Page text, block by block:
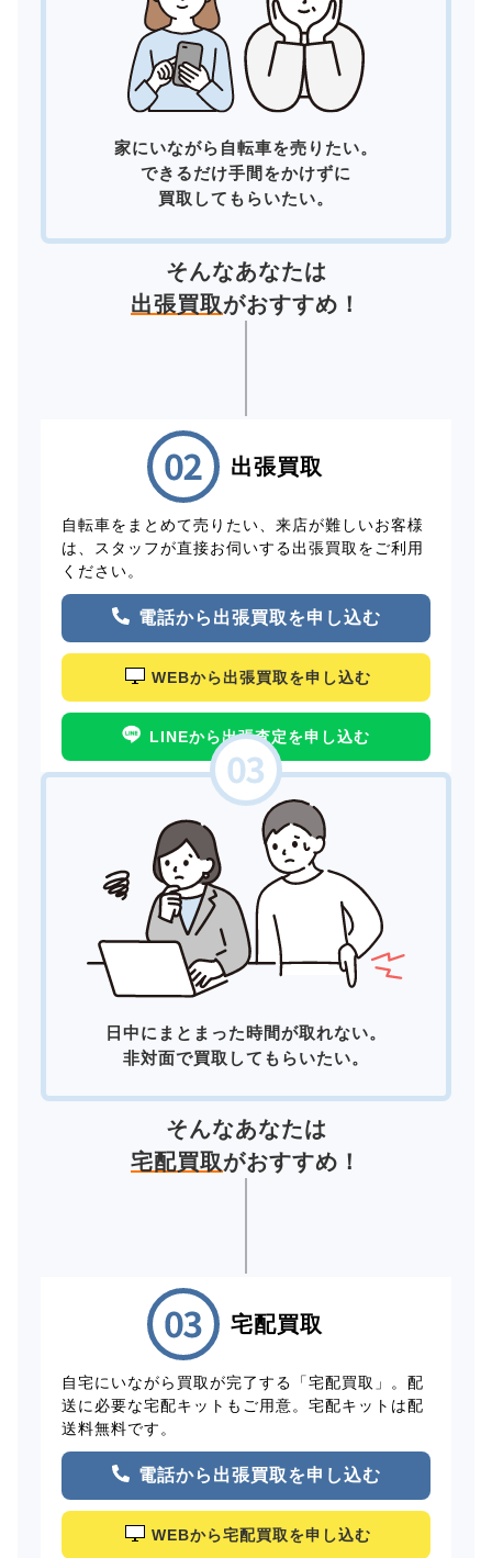
家にいながら自転車を売りたい。
できるだけ手間をかけずに
買取してもらいたい。
そんなあなたは
出張買取がおすすめ！
出張買取
自転車をまとめて売りたい、来店が難しいお客様
は、スタッフが直接お伺いする出張買取をご利用
ください。
電話から出張買取を申し込む
WEBから出張買取を申し込む
LINEから出張査定を申し込む
日中にまとまった時間が取れない。
非対面で買取してもらいたい。
そんなあなたは
宅配買取がおすすめ！
宅配買取
自宅にいながら買取が完了する「宅配買取」。配
送に必要な宅配キットもご用意。宅配キットは配
送料無料です。
電話から出張買取を申し込む
WEBから宅配買取を申し込む